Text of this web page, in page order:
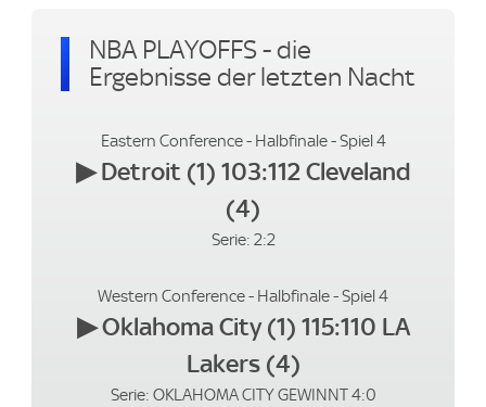
NBA PLAYOFFS - die
Ergebnisse der letzten Nacht
Eastern Conference - Halbfinale - Spiel 4
▶Detroit (1) 103:112 Cleveland
(4)
Serie: 2:2
Western Conference - Halbfinale - Spiel 4
▶Oklahoma City (1) 115:110 LA
Lakers (4)
Serie: OKLAHOMA CITY GEWINNT 4:0